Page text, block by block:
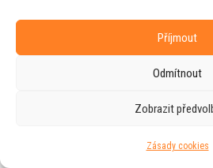
Příjmout
Odmítnout
Zobrazit
Zásady cookies